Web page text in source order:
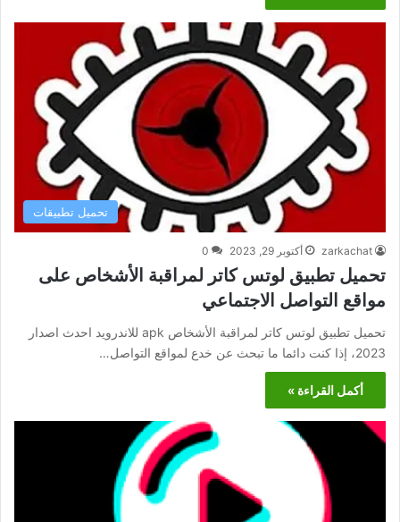
تحميل تطبيقات
zarkachat أكتوبر 29, 2023 0
تحميل تطبيق لوتس كاتر لمراقبة الأشخاص على
مواقع التواصل الاجتماعي
تحميل تطبيق لوتس كاتر لمراقبة الأشخاص apk للاندرويد احدث اصدار
2023، إذا كنت دائما ما تبحث عن خدع لمواقع التواصل…
أكمل القراءة »